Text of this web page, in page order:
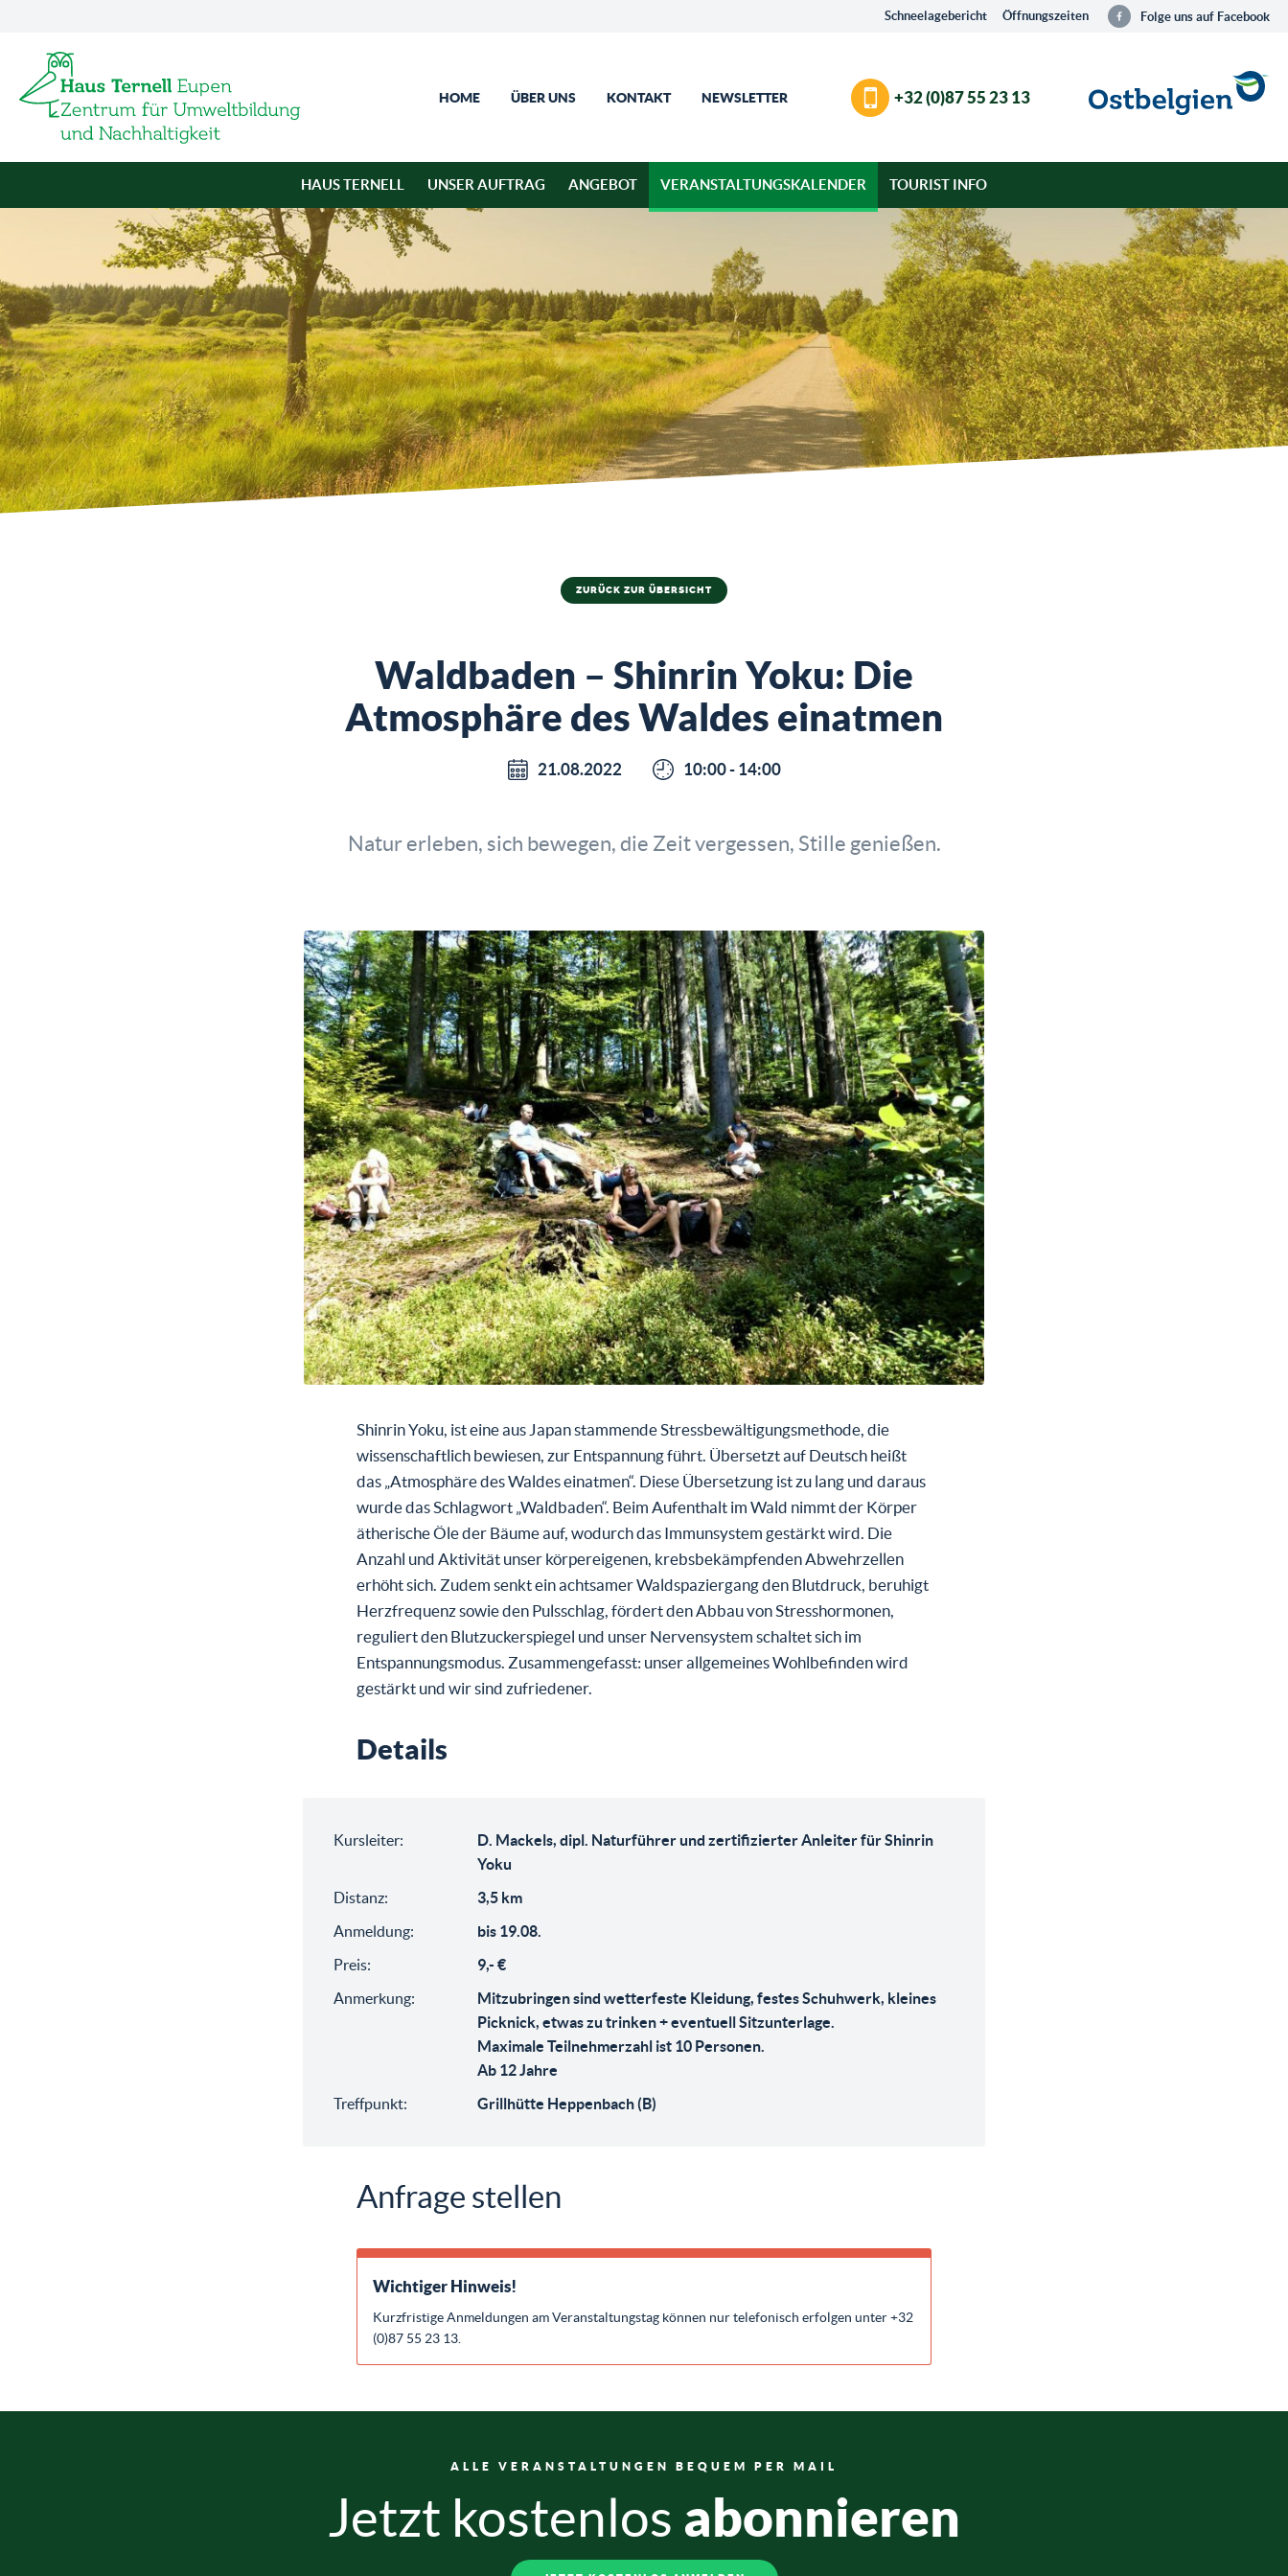
Schneelagebericht Öffnungszeiten Folge uns auf Facebook
HOME ÜBER UNS KONTAKT NEWSLETTER +32 (0)87 55 23 13
HAUS TERNELL UNSER AUFTRAG ANGEBOT VERANSTALTUNGSKALENDER TOURIST INFO
ZURÜCK ZUR ÜBERSICHT
Waldbaden – Shinrin Yoku: Die
Atmosphäre des Waldes einatmen
21.08.2022 10:00 - 14:00
Natur erleben, sich bewegen, die Zeit vergessen, Stille genießen.
Shinrin Yoku, ist eine aus Japan stammende Stressbewältigungsmethode, die
wissenschaftlich bewiesen, zur Entspannung führt. Übersetzt auf Deutsch heißt
das „Atmosphäre des Waldes einatmen“. Diese Übersetzung ist zu lang und daraus
wurde das Schlagwort „Waldbaden“. Beim Aufenthalt im Wald nimmt der Körper
ätherische Öle der Bäume auf, wodurch das Immunsystem gestärkt wird. Die
Anzahl und Aktivität unser körpereigenen, krebsbekämpfenden Abwehrzellen
erhöht sich. Zudem senkt ein achtsamer Waldspaziergang den Blutdruck, beruhigt
Herzfrequenz sowie den Pulsschlag, fördert den Abbau von Stresshormonen,
reguliert den Blutzuckerspiegel und unser Nervensystem schaltet sich im
Entspannungsmodus. Zusammengefasst: unser allgemeines Wohlbefinden wird
gestärkt und wir sind zufriedener.
Details
Kursleiter:
D. Mackels, dipl. Naturführer und zertifizierter Anleiter für Shinrin
Yoku
Distanz:
3,5 km
Anmeldung:
bis 19.08.
Preis:
9,- €
Anmerkung:
Mitzubringen sind wetterfeste Kleidung, festes Schuhwerk, kleines
Picknick, etwas zu trinken + eventuell Sitzunterlage.
Maximale Teilnehmerzahl ist 10 Personen.
Ab 12 Jahre
Treffpunkt:
Grillhütte Heppenbach (B)
Anfrage stellen
Wichtiger Hinweis!
Kurzfristige Anmeldungen am Veranstaltungstag können nur telefonisch erfolgen unter +32
(0)87 55 23 13.
ALLE VERANSTALTUNGEN BEQUEM PER MAIL
Jetzt kostenlos abonnieren